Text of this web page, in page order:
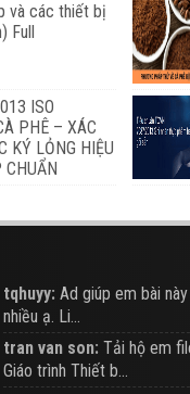
và các thiết bị
Full
ISO
PHÊ – XÁC
KÝ LỎNG HIỆU
tqhuyy: Ad giúp em bài
nhiều ạ. Li...
tran van son: Tải hộ em
Giáo trình Thiết b...